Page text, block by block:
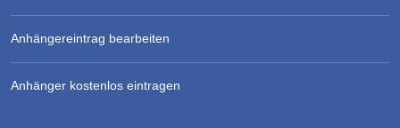
Anhängereintrag bearbeiten
Anhänger kostenlos eintragen